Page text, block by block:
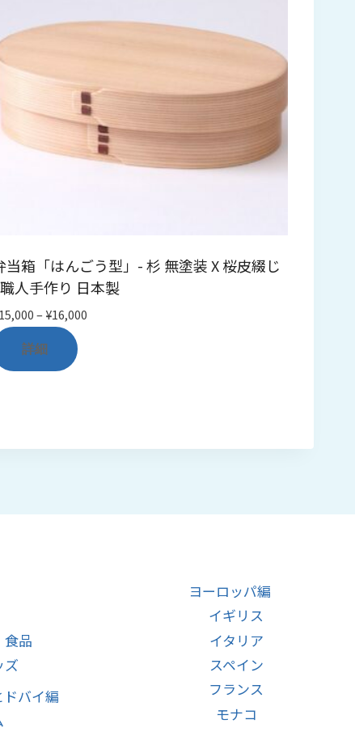
当箱「はんごう型」- 杉 無塗装 X 桜皮綴じ
人手作り 日本製
15,000– ¥16,000
詳細
食品
ズ
ドバイ編
ヨーロッパ編
イギリス
イタリア
スペイン
フランス
モナコ